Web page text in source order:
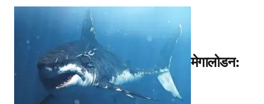
मेगालोडन: